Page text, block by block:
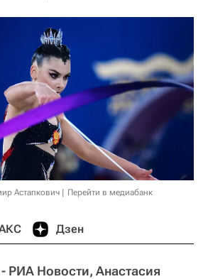
Астапкович Перейти в медиабанк
Дзен
Новости, Анастасия